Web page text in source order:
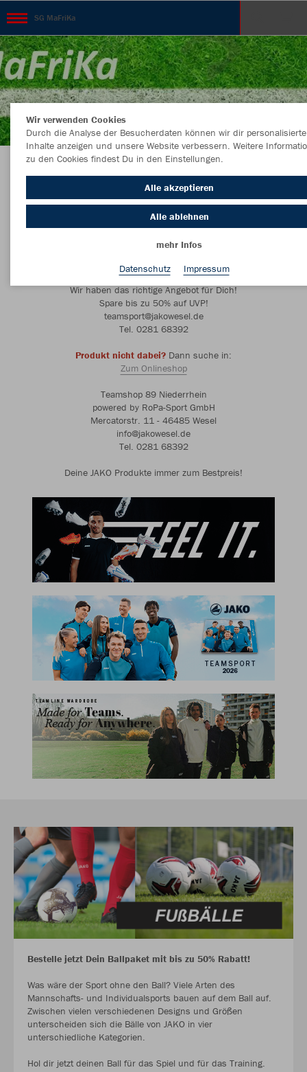
SG MaFriKa
SG MaFriKa Kollektion Jetzt direkt online
bestellen!
Du brauchst eine Ausrüstung für ein komplettes Team?
Wir haben das richtige Angebot für Dich!
Spare bis zu 50% auf UVP!
teamsport@jakowesel.de
Tel. 0281 68392
Produkt nicht dabei? Dann suche in:
Zum Onlineshop
Teamshop 89 Niederrhein
powered by RoPa-Sport GmbH
Mercatorstr. 11 - 46485 Wesel
info@jakowesel.de
Tel. 0281 68392
Deine JAKO Produkte immer zum Bestpreis!
Bestelle jetzt Dein Ballpaket mit bis zu 50% Rabatt!
Was wäre der Sport ohne den Ball? Viele Arten des
Mannschafts- und Individualsports bauen auf dem Ball auf.
Zwischen vielen verschiedenen Designs und Größen
unterscheiden sich die Bälle von JAKO in vier
unterschiedliche Kategorien.
Hol dir jetzt deinen Ball für das Spiel und für das Training.
Wir verwenden Cookies
Durch die Analyse der Besucherdaten können wir dir personalisierte
Inhalte anzeigen und unsere Website verbessern. Weitere
zu den Cookies findest Du in den Einstellungen.
Alle akzeptieren
Alle ablehnen
mehr Infos
Datenschutz
Impressum